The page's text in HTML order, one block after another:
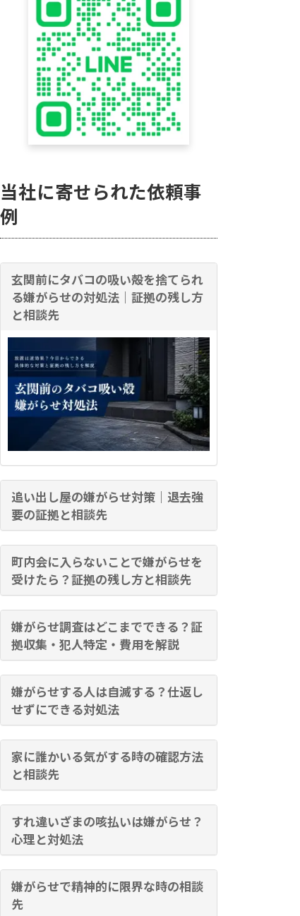
当社に寄せられた依頼事
例
玄関前にタバコの吸い殻を捨てられ
る嫌がらせの対処法｜証拠の残し方
と相談先
追い出し屋の嫌がらせ対策｜退去強
要の証拠と相談先
町内会に入らないことで嫌がらせを
受けたら？証拠の残し方と相談先
嫌がらせ調査はどこまでできる？証
拠収集・犯人特定・費用を解説
嫌がらせする人は自滅する？仕返し
せずにできる対処法
家に誰かいる気がする時の確認方法
と相談先
すれ違いざまの咳払いは嫌がらせ？
心理と対処法
嫌がらせで精神的に限界な時の相談
先